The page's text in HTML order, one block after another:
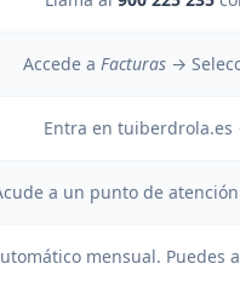
Accede aFacturas →
Entra entuiberdrola.es
a un punto de
mensual.